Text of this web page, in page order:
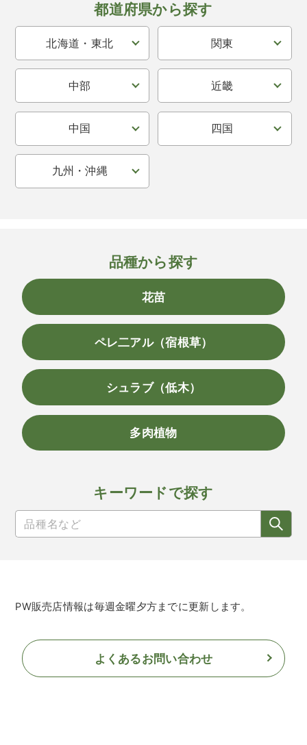
都道府県から探す
北海道・東北 関東
中部 近畿
中国 四国
九州・沖縄
品種から探す
花苗
ペレ二アル（宿根草）
シュラブ（低木）
多肉植物
キーワードで探す
PW販売店情報は毎週金曜夕方までに更新します。
よくあるお問い合わせ